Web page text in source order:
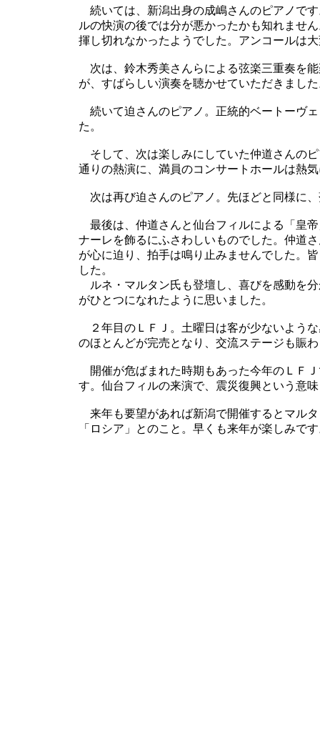
続いては、新潟出身の成嶋さんのピアノで
ルの快演の後では分が悪かったかも知れませ
揮し切れなかったようでした。アンコールは
次は、鈴木秀美さんらによる弦楽三重奏を
が、すばらしい演奏を聴かせていただきまし
続いて迫さんのピアノ。正統的ベートーヴ
た。
そして、次は楽しみにしていた仲道さんの
通りの熱演に、満員のコンサートホールは熱
次は再び迫さんのピアノ。先ほどと同様に
最後は、仲道さんと仙台フィルによる「皇
ナーレを飾るにふさわしいものでした。仲道
が心に迫り、拍手は鳴り止みませんでした。
した。
ルネ・マルタン氏も登壇し、喜びを感動を
がひとつになれたように思いました。
２年目のＬＦＪ。土曜日は客が少ないよう
のほとんどが完売となり、交流ステージも賑
開催が危ばまれた時期もあった今年のＬＦ
す。仙台フィルの来演で、震災復興という意
来年も要望があれば新潟で開催するとマル
「ロシア」とのこと。早くも来年が楽しみで